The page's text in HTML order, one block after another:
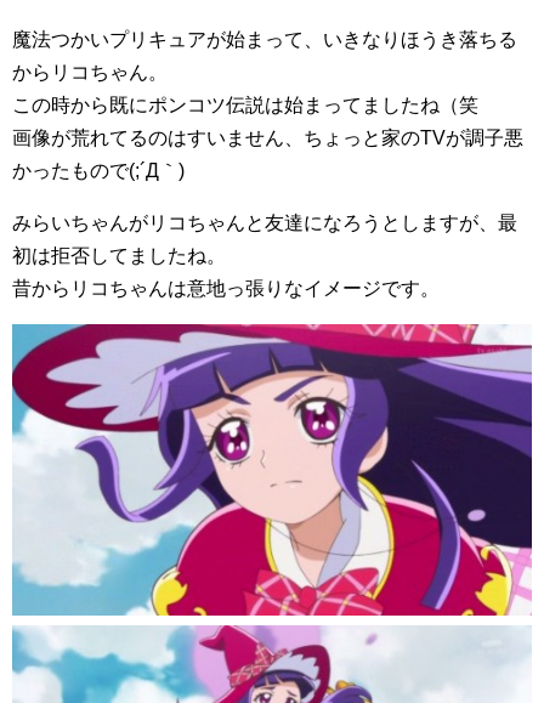
魔法つかいプリキュアが始まって、いきなりほうき落ちる
からリコちゃん。
この時から既にポンコツ伝説は始まってましたね（笑
画像が荒れてるのはすいません、ちょっと家のTVが調子悪
かったもので(;´Д｀)
みらいちゃんがリコちゃんと友達になろうとしますが、最
初は拒否してましたね。
昔からリコちゃんは意地っ張りなイメージです。